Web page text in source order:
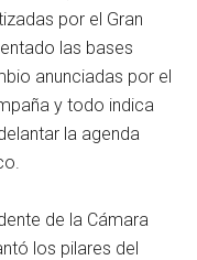
por el Gran
las bases
anunciadas por el
y todo indica
la agenda
de la Cámara
los pilares del